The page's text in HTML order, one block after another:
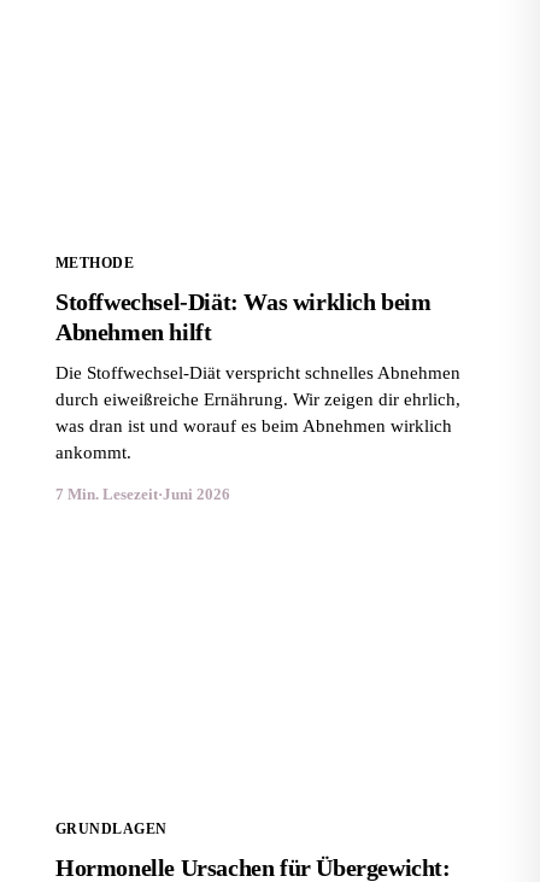
METHODE
Stoffwechsel-Diät: Was wirklich beim
Abnehmen hilft
Die Stoffwechsel-Diät verspricht schnelles Abnehmen
durch eiweißreiche Ernährung. Wir zeigen dir ehrlich,
was dran ist und worauf es beim Abnehmen wirklich
ankommt.
7 Min. Lesezeit·Juni 2026
GRUNDLAGEN
Hormonelle Ursachen für Übergewicht: